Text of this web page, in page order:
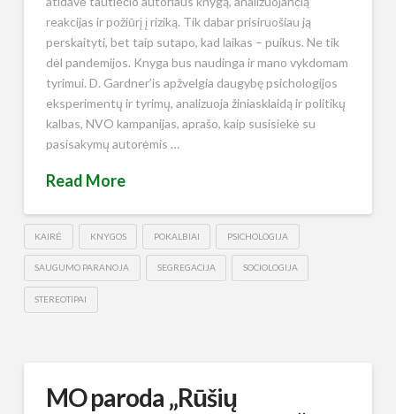
reakcijas ir požiūrį į riziką. Tik dabar prisiruošiau ją
perskaityti, bet taip sutapo, kad laikas – puikus. Ne tik
dėl pandemijos. Knyga bus naudinga ir mano vykdomam
tyrimui. D. Gardner’is apžvelgia daugybę psichologijos
eksperimentų ir tyrimų, analizuoja žiniasklaidą ir politikų
kalbas, NVO kampanijas, aprašo, kaip susisiekė su
pasisakymų autorėmis …
Read More
KAIRĖ KNYGOS POKALBIAI PSICHOLOGIJA
SAUGUMO PARANOJA SEGREGACIJA SOCIOLOGIJA
STEREOTIPAI
MO paroda „Rūšių